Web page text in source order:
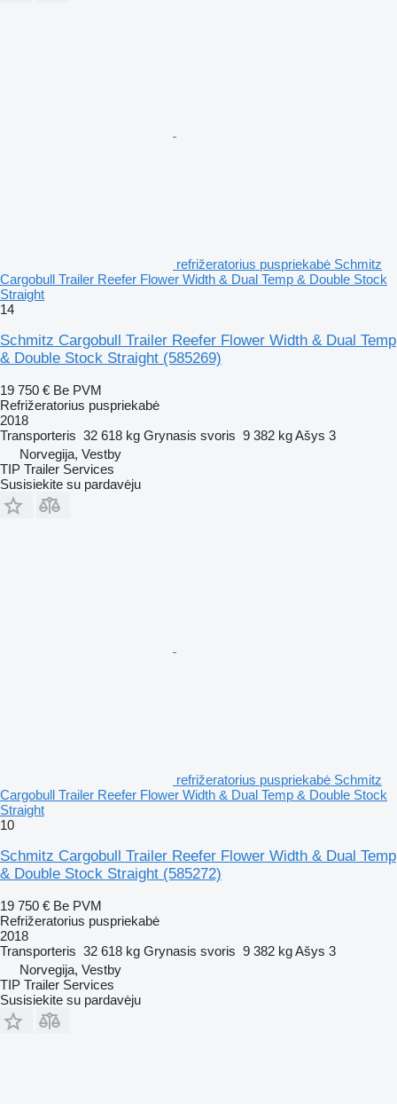
refrižeratorius puspriekabė Schmitz
Cargobull Trailer Reefer Flower Width & Dual Temp & Double Stock
Straight
14
Schmitz Cargobull Trailer Reefer Flower Width & Dual Temp
& Double Stock Straight (585269)
19 750 € Be PVM
Refrižeratorius puspriekabė
2018
Transporteris 32 618 kg Grynasis svoris 9 382 kgAšys 3
Norvegija, Vestby
TIP Trailer Services
Susisiekite su pardavėju
refrižeratorius puspriekabė Schmitz
Cargobull Trailer Reefer Flower Width & Dual Temp & Double Stock
Straight
10
Schmitz Cargobull Trailer Reefer Flower Width & Dual Temp
& Double Stock Straight (585272)
19 750 € Be PVM
Refrižeratorius puspriekabė
2018
Transporteris 32 618 kg Grynasis svoris 9 382 kgAšys 3
Norvegija, Vestby
TIP Trailer Services
Susisiekite su pardavėju